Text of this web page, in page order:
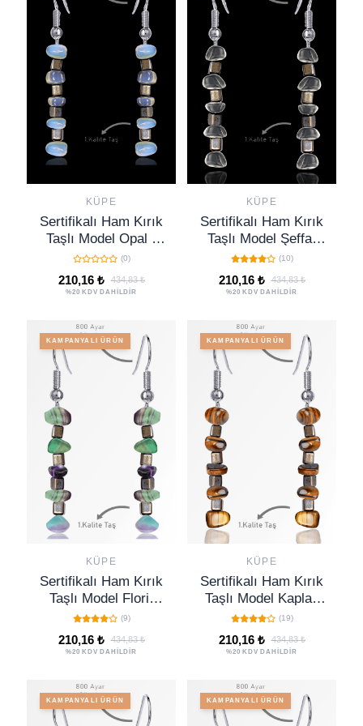
KÜPE
Sertifikalı Ham Kırık
Taşlı Model Opal -
Opalit Taşı Küpe
(0)
210,16 ₺ 434,83 ₺
%20 KDV DAHİLDİR
KÜPE
Sertifikalı Ham Kırık
Taşlı Model Şeffaf
Kristal Kuvars Taşı
Küpe
(10)
210,16 ₺ 434,83 ₺
%20 KDV DAHİLDİR
KAMPANYALI ÜRÜN
KÜPE
Sertifikalı Ham Kırık
Taşlı Model Florit
Taşı Küpe
(9)
210,16 ₺ 434,83 ₺
%20 KDV DAHİLDİR
KAMPANYALI ÜRÜN
KÜPE
Sertifikalı Ham Kırık
Taşlı Model Kaplan
Gözü Taşı Küpe
(19)
210,16 ₺ 434,83 ₺
%20 KDV DAHİLDİR
KAMPANYALI ÜRÜN KAMPANYALI ÜRÜN